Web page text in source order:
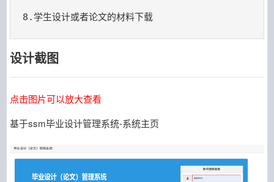
8.学生设计或者论文的材料下载
设计截图
点击图片可以放大查看
基于ssm毕业设计管理系统-系统主页